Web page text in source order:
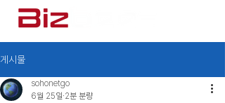
게시물
sohonetgo
6월 25일 2분 분량